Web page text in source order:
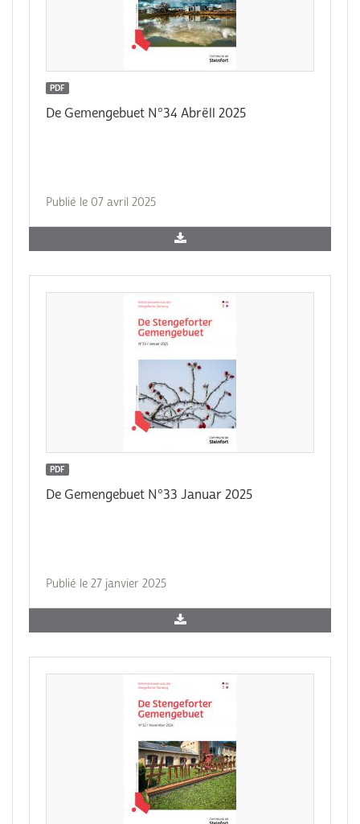
PDF
De Gemengebuet N°34 Abrëll 2025
Publié le 07 avril 2025
PDF
De Gemengebuet N°33 Januar 2025
Publié le 27 janvier 2025